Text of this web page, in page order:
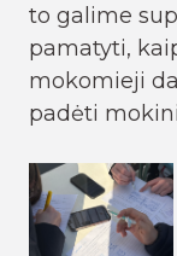
to galime
pamatyti,
mokomieji
padėti